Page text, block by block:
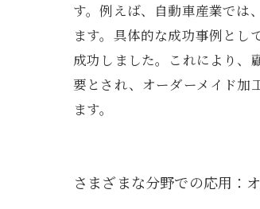
す。例えば、自動車産業では
ます。具体的な成功事例とし
成功しました。これにより、
要とされ、オーダーメイド加
ます。
さまざまな分野での応用：